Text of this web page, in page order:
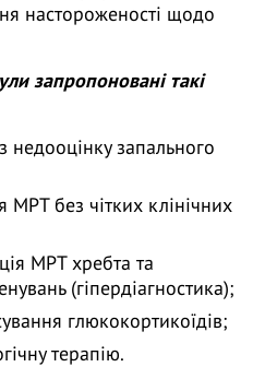
настороженості щодо
запропоновані такі
недооцінку запального
без чітких клінічних
МРТ хребта та
(гіпердіагностика);
глюкокортикоїдів;
терапію.